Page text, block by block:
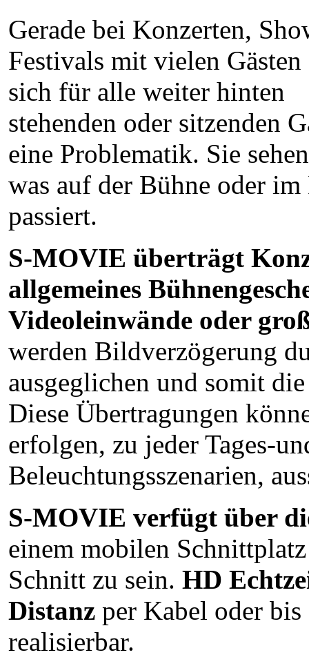
Gerade bei Konzerten,
Festivals mit vielen
sich für alle weiter hinten
stehenden oder sitzenden
eine Problematik. Sie
was auf der Bühne oder
passiert.
S-MOVIE überträgt
allgemeines
Videoleinwände oder
werden Bildverzögerung
ausgeglichen und somit
Diese Übertragungen
erfolgen, zu jeder Tages-
Beleuchtungsszenarien,
S-MOVIE verfügt über
einem mobilen
Schnitt zu sein. HD
Distanz per Kabel oder
realisierbar.